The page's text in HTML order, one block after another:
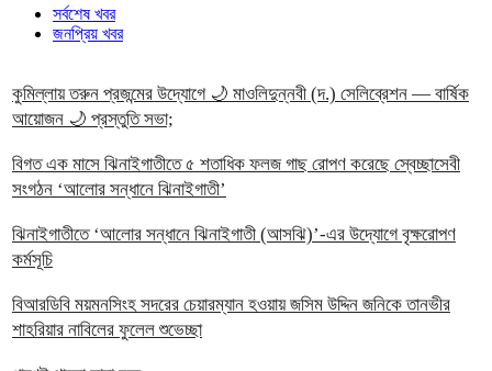
সর্বশেষ খবর
জনপ্রিয় খবর
কুমিল্লায় তরুন প্রজন্মের উদ্যোগে 🌙 মাওলিদুন্নবী (দ.) সেলিব্রেশন — বার্ষিক
আয়োজন 🌙 প্রস্তুতি সভা;
বিগত এক মাসে ঝিনাইগাতীতে ৫ শতাধিক ফলজ গাছ রোপণ করেছে স্বেচ্ছাসেবী
সংগঠন ‘আলোর সন্ধানে ঝিনাইগাতী’
ঝিনাইগাতীতে ‘আলোর সন্ধানে ঝিনাইগাতী (আসঝি)’-এর উদ্যোগে বৃক্ষরোপণ
কর্মসূচি
বিআরডিবি ময়মনসিংহ সদরের চেয়ারম্যান হওয়ায় জসিম উদ্দিন জনিকে তানভীর
শাহরিয়ার নাবিলের ফুলেল শুভেচ্ছা